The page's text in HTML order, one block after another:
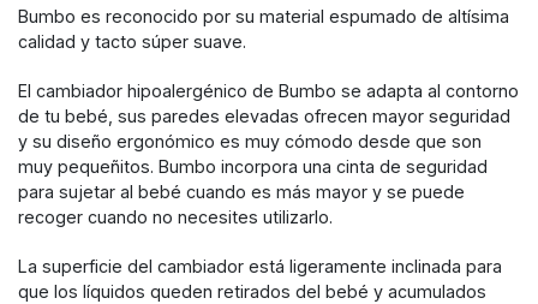
Bumbo es reconocido por su material espumado de altísima
calidad y tacto súper suave.
El cambiador hipoalergénico de Bumbo se adapta al contorno
de tu bebé, sus paredes elevadas ofrecen mayor seguridad
y su diseño ergonómico es muy cómodo desde que son
muy pequeñitos. Bumbo incorpora una cinta de seguridad
para sujetar al bebé cuando es más mayor y se puede
recoger cuando no necesites utilizarlo.
La superficie del cambiador está ligeramente inclinada para
que los líquidos queden retirados del bebé y acumulados